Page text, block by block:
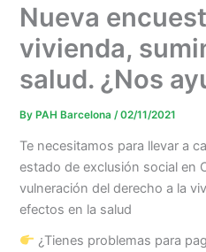
Nueva
vivienda,
salud. ¿Nos
By PAH Barcelona/02/11/2021
Te necesitamos para llevar a
estado de exclusión social en
vulneración del derecho a la
efectos en la salud
¿Tienes problemas para